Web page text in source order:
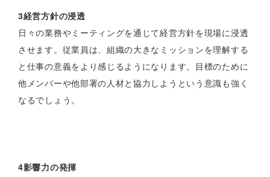
3経営方針の浸透
日々の業務やミーティングを通じて経営方針を現場に浸透
させます。従業員は、組織の大きなミッションを理解する
と仕事の意義をより感じるようになります。目標のために
他メンバーや他部署の人材と協力しようという意識も強く
なるでしょう。
4影響力の発揮